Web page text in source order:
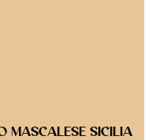
MASCALESE SICILIA